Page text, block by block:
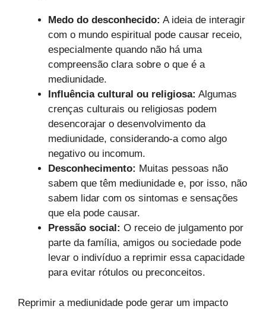
Medo do desconhecido: A ideia de interagir
com o mundo espiritual pode causar receio,
especialmente quando não há uma
compreensão clara sobre o que é a
mediunidade.
Influência cultural ou religiosa: Algumas
crenças culturais ou religiosas podem
desencorajar o desenvolvimento da
mediunidade, considerando-a como algo
negativo ou incomum.
Desconhecimento: Muitas pessoas não
sabem que têm mediunidade e, por isso, não
sabem lidar com os sintomas e sensações
que ela pode causar.
Pressão social: O receio de julgamento por
parte da família, amigos ou sociedade pode
levar o indivíduo a reprimir essa capacidade
para evitar rótulos ou preconceitos.
Reprimir a mediunidade pode gerar um impacto